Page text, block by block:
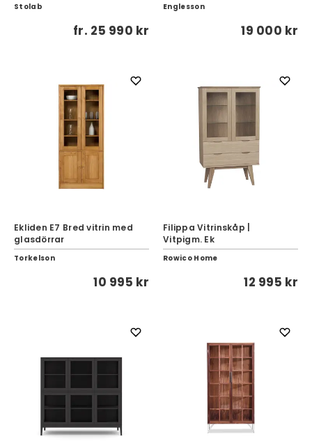
Stolab
fr. 25 990 kr
Englesson
19 000 kr
Ekliden E7 Bred vitrin med
glasdörrar
Torkelson
10 995 kr
Filippa Vitrinskåp |
Vitpigm. Ek
Rowico Home
12 995 kr